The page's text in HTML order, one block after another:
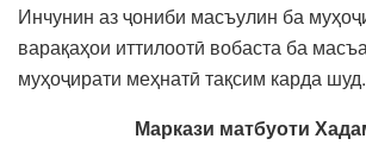
Инчунин аз ҷониби масъулин ба
варақаҳои иттилоотӣ вобаста ба
муҳоҷирати меҳнатӣ тақсим карда шуд.
Маркази матбуоти